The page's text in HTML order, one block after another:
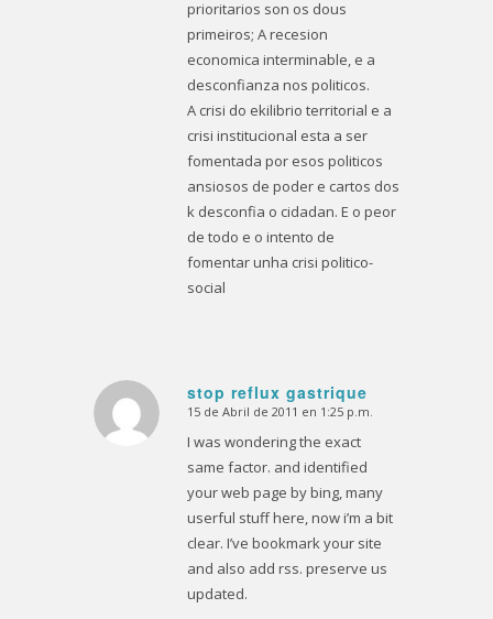
prioritarios son os dous
primeiros; A recesion
economica interminable, e a
desconfianza nos politicos.
A crisi do ekilibrio territorial e a
crisi institucional esta a ser
fomentada por esos politicos
ansiosos de poder e cartos dos
k desconfia o cidadan. E o peor
de todo e o intento de
fomentar unha crisi politico-
social
stop reflux gastrique
Dice:
15 de Abril de 2011 en 1:25 p.m.
I was wondering the exact
same factor. and identified
your web page by bing, many
userful stuff here, now i’m a bit
clear. I’ve bookmark your site
and also add rss. preserve us
updated.